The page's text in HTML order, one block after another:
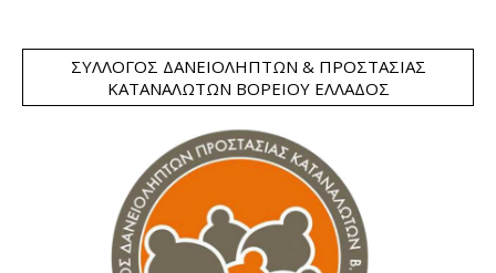
ΣΎΛΛΟΓΟΣ ΔΑΝΕΙΟΛΗΠΤΏΝ & ΠΡΟΣΤΑΣΊΑΣ
ΚΑΤΑΝΑΛΩΤΏΝ ΒΟΡΕΊΟΥ ΕΛΛΆΔΟΣ